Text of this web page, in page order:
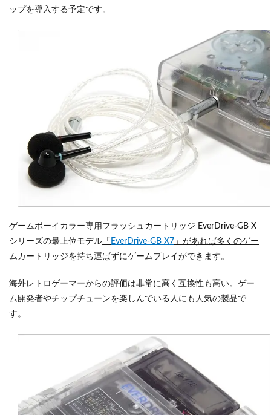
ップを導入する予定です。
ゲームボーイカラー専用フラッシュカートリッジ EverDrive-GB X
シリーズの最上位モデル 「 EverDrive-GB X7 」があれば多くのゲー
ムカートリッジを持ち運ばずにゲームプレイができます。
海外レトロゲーマーからの評価は非常に高く互換性も高い。ゲー
ム開発者やチップチューンを楽しんでいる人にも人気の製品で
す。